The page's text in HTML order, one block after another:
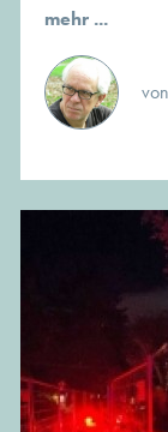
mehr ...